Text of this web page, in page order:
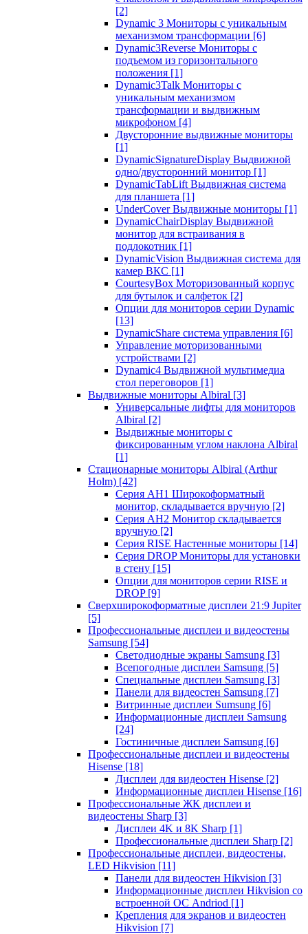
[2]
Dynamic 3 Мониторы с уникальным
механизмом трансформации [6]
Dynamic3Reverse Мониторы с
подъемом из горизонтального
положения [1]
Dynamic3Talk Мониторы с
уникальным механизмом
трансформации и выдвижным
микрофоном [4]
Двусторонние выдвижные мониторы
[1]
DynamicSignatureDisplay Выдвижной
одно/двусторонний монитор [1]
DynamicTabLift Выдвижная система
для планшета [1]
UnderCover Выдвижные мониторы [1]
DynamicChairDisplay Выдвижной
монитор для встраивания в
подлокотник [1]
DynamicVision Выдвижная система для
камер ВКС [1]
CourtesyBox Моторизованный корпус
для бутылок и салфеток [2]
Опции для мониторов серии Dynamic
[13]
DynamicShare система управления [6]
Управление моторизованными
устройствами [2]
Dynamic4 Выдвижной мультимедиа
стол переговоров [1]
Выдвижные мониторы Albiral [3]
Универсальные лифты для мониторов
Albiral [2]
Выдвижные мониторы с
фиксированным углом наклона Albiral
[1]
Стационарные мониторы Albiral (Arthur
Holm) [42]
Серия AH1 Широкоформатный
монитор, складывается вручную [2]
Серия AH2 Монитор складывается
вручную [2]
Серия RISE Настенные мониторы [14]
Серия DROP Мониторы для установки
в стену [15]
Опции для мониторов серии RISE и
DROP [9]
Сверхширокоформатные дисплеи 21:9 Jupiter
[5]
Профессиональные дисплеи и видеостены
Samsung [54]
Светодиодные экраны Samsung [3]
Всепогодные дисплеи Samsung [5]
Специальные дисплеи Samsung [3]
Панели для видеостен Samsung [7]
Витринные дисплеи Sumsung [6]
Информационные дисплеи Samsung
[24]
Гостиничные дисплеи Samsung [6]
Профессиональные дисплеи и видеостены
Hisense [18]
Дисплеи для видеостен Hisense [2]
Информационные дисплеи Hisense [16]
Профессиональные ЖК дисплеи и
видеостены Sharp [3]
Дисплеи 4K и 8K Sharp [1]
Профессиональные дисплеи Sharp [2]
Профессиональные дисплеи, видеостены,
LED Hikvision [11]
Панели для видеостен Hikvision [3]
Информационные дисплеи Hikvision со
встроенной ОС Andriod [1]
Крепления для экранов и видеостен
Hikvision [7]